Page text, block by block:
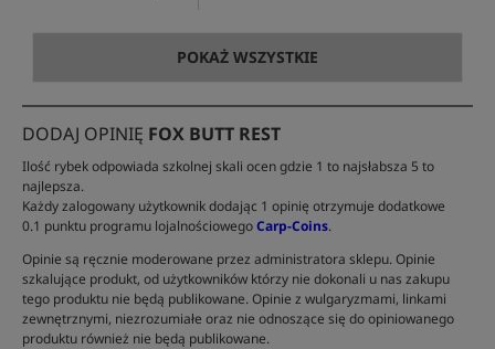
POKAŻ WSZYSTKIE
DODAJ OPINIĘ FOX BUTT REST
Ilość rybek odpowiada szkolnej skali ocen gdzie 1 to najsłabsza 5 to
najlepsza.
Każdy zalogowany użytkownik dodając 1 opinię otrzymuje dodatkowe
0.1 punktu programu lojalnościowegoCarp-Coins.
Opinie są ręcznie moderowane przez administratora sklepu. Opinie
szkalujące produkt, od użytkowników którzy nie dokonali u nas zakupu
tego produktu nie będą publikowane. Opinie z wulgaryzmami, linkami
zewnętrznymi, niezrozumiałe oraz nie odnoszące się do opiniowanego
produktu również nie będą publikowane.